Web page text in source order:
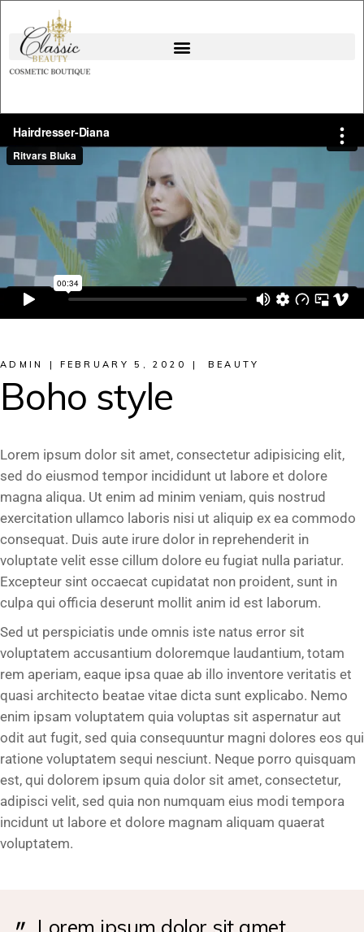
ADMIN FEBRUARY 5, 2020 BEAUTY
Boho style
Lorem ipsum dolor sit amet, consectetur adipisicing elit,
sed do eiusmod tempor incididunt ut labore et dolore
magna aliqua. Ut enim ad minim veniam, quis nostrud
exercitation ullamco laboris nisi ut aliquip ex ea commodo
consequat. Duis aute irure dolor in reprehenderit in
voluptate velit esse cillum dolore eu fugiat nulla pariatur.
Excepteur sint occaecat cupidatat non proident, sunt in
culpa qui officia deserunt mollit anim id est laborum.
Sed ut perspiciatis unde omnis iste natus error sit
voluptatem accusantium doloremque laudantium, totam
rem aperiam, eaque ipsa quae ab illo inventore veritatis et
quasi architecto beatae vitae dicta sunt explicabo. Nemo
enim ipsam voluptatem quia voluptas sit aspernatur aut
odit aut fugit, sed quia consequuntur magni dolores eos qui
ratione voluptatem sequi nesciunt. Neque porro quisquam
est, qui dolorem ipsum quia dolor sit amet, consectetur,
adipisci velit, sed quia non numquam eius modi tempora
incidunt ut labore et dolore magnam aliquam quaerat
voluptatem.
Lorem ipsum dolor sit amet,